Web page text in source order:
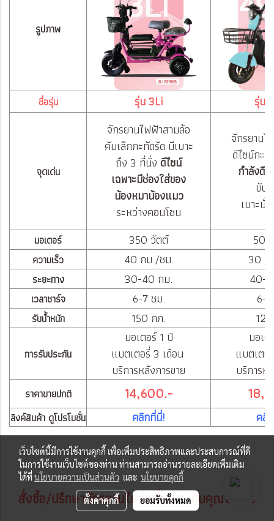
รูปภาพ
ชื่อรุ่น รุ่น 3Li รุ่น
จุดเด่น
จักรยานไฟฟ้าสามล้อ
คันเล็กกะทัดรัด มีเบาะ
ถึง 3 ที่นั่ง ดีไซน์
เฉพาะมีช่องใส่ของ
น้องหมาน้องแมว
ระหว่างคอนโซน
จักรยาน
ดีไซน์กะ
กำลังดี
ขับ
เบาะนั่
มอเตอร์ 350 วัตต์
ความเร็ว 40 กม./ชม. 30 ก
ระยะทาง 30-40 กม. 40-
เวลาชาร์จ 6-7 ชม. 6-
รับน้ำหนัก 150 กก.
การรับประกัน
มอเตอร์ 1 ปี
แบตเตอรี่ 3 เดือน
บริการหลังการขาย
มอเ
แบตเต
บริการห
ราคาขายปกติ 14,600.-
ลิงค์สินค้า ดูโปรโมชั่น คลิกที่นี่! คลิ
สั่งซื้อ/ปรึกษาจักรยานไฟฟ้าที่เหมาะกับคุณได้เลย
เว็บไซต์นี้มีการใช้งานคุกกี้ เพื่อเพิ่มประสิทธิภาพและประสบการณ์ที่ดี
ในการใช้งานเว็บไซต์ของท่าน ท่านสามารถอ่านรายละเอียดเพิ่มเติม
ได้ที่นโยบายความเป็นส่วนตัว และ นโยบายคุกกี้
ตั้งค่าคุกกี้ ยอมรับทั้งหมด